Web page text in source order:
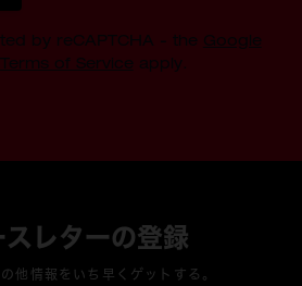
by reCAPTCHA - the Google
Terms of Service apply.
スレターの登録
他情報をいち早くゲットする。